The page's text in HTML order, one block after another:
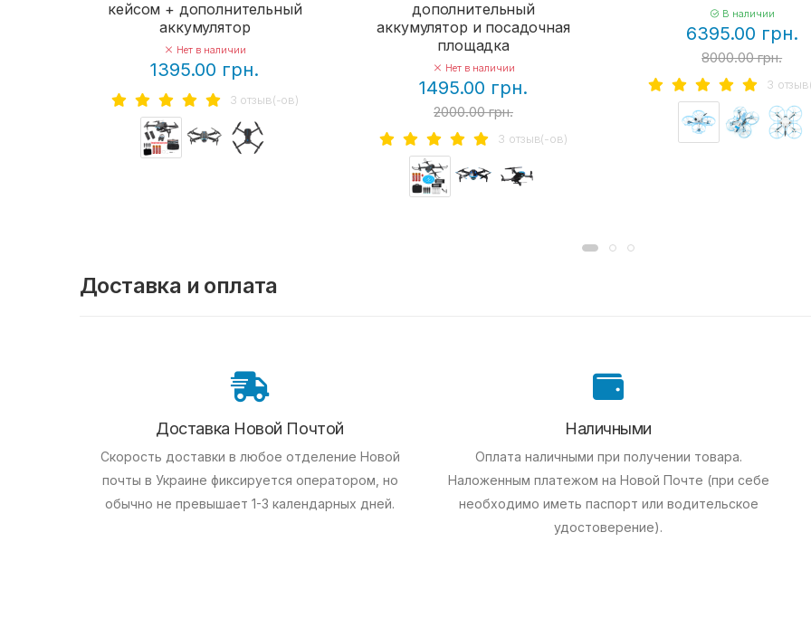
кейсом + дополнительный
аккумулятор
Нет в наличии
1395.00 грн.
3 отзыв(-ов)
дополнительный
аккумулятор и посадочная
площадка
Нет в наличии
1495.00 грн.
2000.00 грн.
3 отзыв(-ов)
В наличии
6395.00 грн.
8000.00 грн.
3
Доставка и оплата
Доставка Новой Почтой
Скорость доставки в любое отделение Новой
почты в Украине фиксируется оператором, но
обычно не превышает 1-3 календарных дней.
Наличными
Оплата наличными при получении товара.
Наложенным платежом на Новой Почте (при себе
необходимо иметь паспорт или водительское
удостоверение).